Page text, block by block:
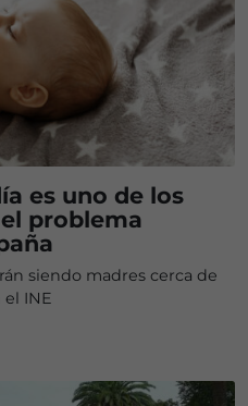
es uno de los
problema
siendo madres cerca de
el INE